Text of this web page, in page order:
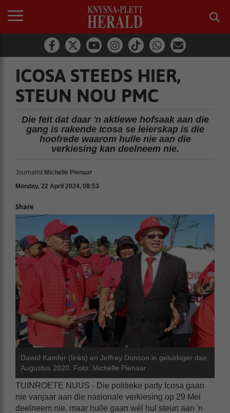
ICOSA STEEDS HIER,
STEUN NOU PMC
Die feit dat daar 'n aktiewe hofsaak aan die
gang is rakende Icosa se leierskap is die
hoofrede waarom hulle nie aan die
verkiesing kan deelneem nie.
Journalist Michelle Pienaar
Monday, 22 April 2024, 08:53
Share
Dawid Kamfer (links) en Jeffrey Donson in gelukkiger dae,
Augustus 2020. Foto: Michelle Pienaar
TUINROETE NUUS - Die politieke party Icosa gaan
nie vanjaar aan die nasionale verkiesing op 29 Mei
deelneem nie, maar hulle gaan wél hul steun aan 'n